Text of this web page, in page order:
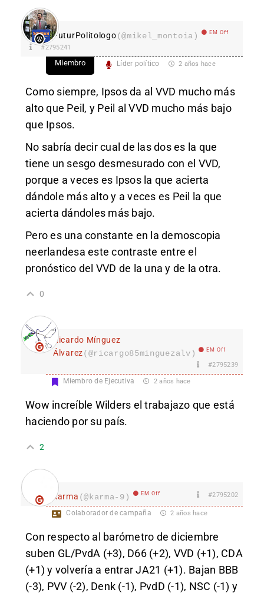
FuturPolitologo(@mikel_montoia) EM Off
#2795241
Miembro Líder político 2 años hace
Como siempre, Ipsos da al VVD mucho más
alto que Peil, y Peil al VVD mucho más bajo
que Ipsos.
No sabría decir cual de las dos es la que
tiene un sesgo desmesurado con el VVD,
porque a veces es Ipsos la que acierta
dándole más alto y a veces es Peil la que
acierta dándoles más bajo.
Pero es una constante en la demoscopia
neerlandesa este contraste entre el
pronóstico del VVD de la una y de la otra.
0
Ricardo Mínguez
Álvarez(@ricargo85minguezalv) EM Off
#2795239
Miembro de Ejecutiva 2 años hace
Wow increíble Wilders el trabajazo que está
haciendo por su país.
2
karma (@karma-9) EM Off #2795202
Colaborador de campaña 2 años hace
Con respecto al barómetro de diciembre
suben GL/PvdA (+3), D66 (+2), VVD (+1), CDA
(+1) y volvería a entrar JA21 (+1). Bajan BBB
(-3), PVV (-2), Denk (-1), PvdD (-1), NSC (-1) y